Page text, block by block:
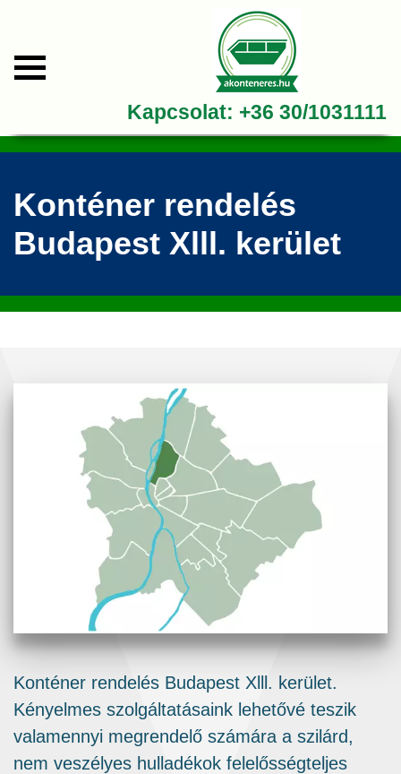
Kapcsolat: +36 30/1031111
Konténer rendelés
Budapest Xlll. kerület
Konténer rendelés Budapest Xlll. kerület.
Kényelmes szolgáltatásaink lehetővé teszik
valamennyi megrendelő számára a szilárd,
nem veszélyes hulladékok felelősségteljes